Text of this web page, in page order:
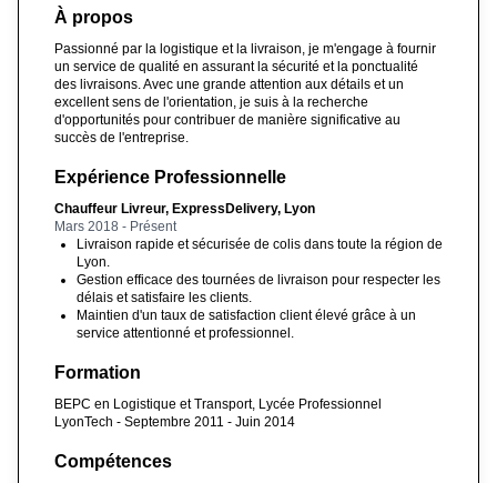
À propos
Passionné par la logistique et la livraison, je m'engage à fournir
un service de qualité en assurant la sécurité et la ponctualité
des livraisons. Avec une grande attention aux détails et un
excellent sens de l'orientation, je suis à la recherche
d'opportunités pour contribuer de manière significative au
succès de l'entreprise.
Expérience Professionnelle
Chauffeur Livreur, ExpressDelivery, Lyon
Mars 2018 - Présent
Livraison rapide et sécurisée de colis dans toute la région de
Lyon.
Gestion efficace des tournées de livraison pour respecter les
délais et satisfaire les clients.
Maintien d'un taux de satisfaction client élevé grâce à un
service attentionné et professionnel.
Formation
BEPC en Logistique et Transport, Lycée Professionnel
LyonTech - Septembre 2011 - Juin 2014
Compétences